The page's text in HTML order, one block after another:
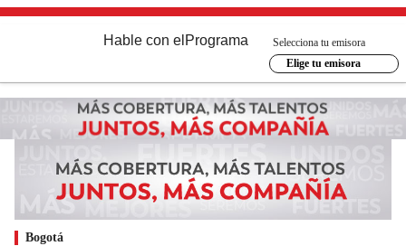
Hable con el Programa
Selecciona tu emisora
Elige tu emisora
Bogotá